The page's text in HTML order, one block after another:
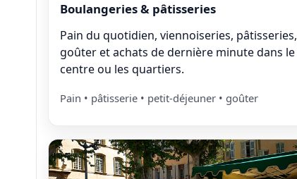
Boulangeries & pâtisseries
Pain du quotidien, viennoiseries, pâtisseries,
goûter et achats de dernière minute dans le
centre ou les quartiers.
Pain • pâtisserie • petit-déjeuner • goûter